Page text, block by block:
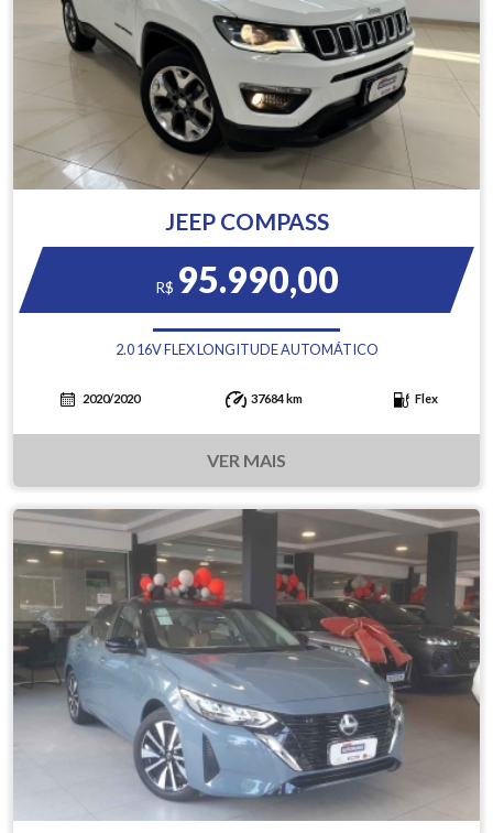
JEEP COMPASS
R$ 95.990,00
2.0 16V FLEX LONGITUDE AUTOMÁTICO
2020/2020 37684 km Flex
VER MAIS